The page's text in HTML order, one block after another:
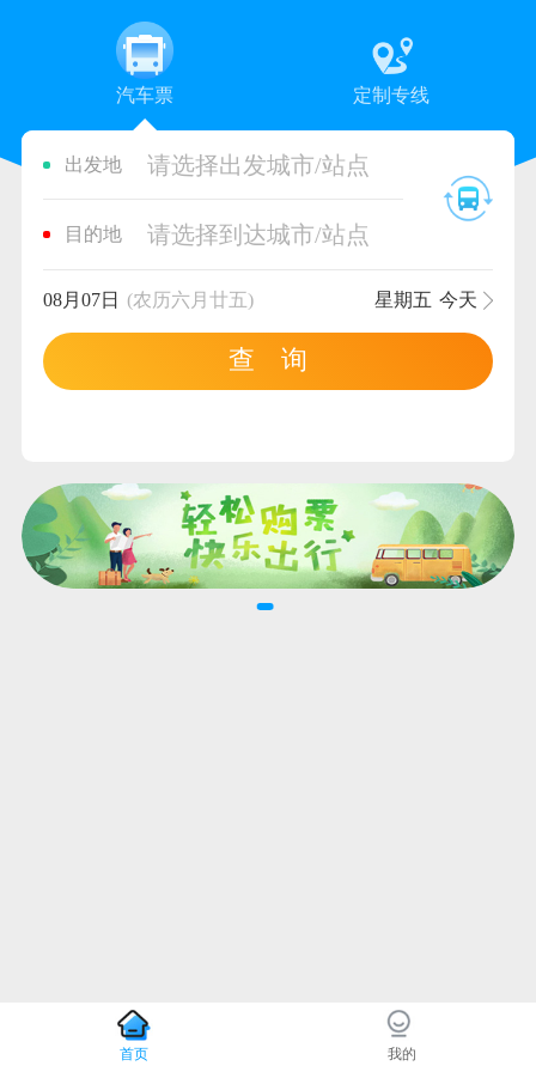
汽车票 定制专线
出发地 请选择出发城市/站点
目的地 请选择到达城市/站点
08月07日 (农历六月廿五) 星期五 今天
查 询
首页 我的